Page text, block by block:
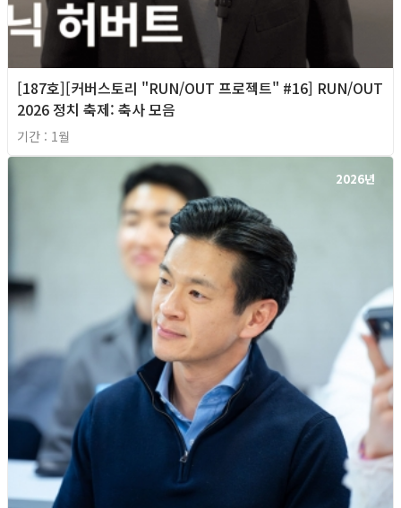
[187호][커버스토리 "RUN/OUT 프로젝트" #16] RUN/OUT
2026 정치 축제: 축사 모음
기간 : 1월
2026년